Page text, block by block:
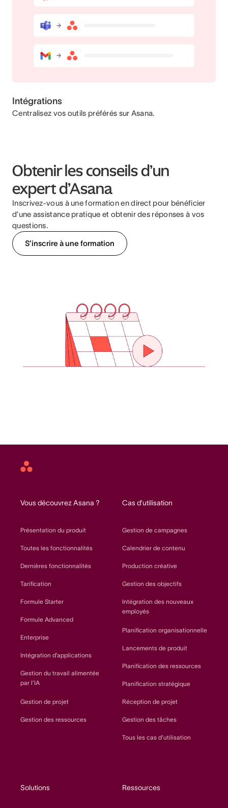
Intégrations
Centralisez vos outils préférés sur Asana.
Obtenir les conseils d’un
expert d’Asana
Inscrivez-vous à une formation en direct pour bénéficier
d’une assistance pratique et obtenir des réponses à vos
questions.
S’inscrire à une formation
Asana
Vous découvrez Asana ?
Présentation du produit
Toutes les fonctionnalités
Dernières fonctionnalités
Tarification
Formule Starter
Formule Advanced
Enterprise
Intégration d’applications
Gestion du travail alimentée
par l’IA
Gestion de projet
Gestion des ressources
Cas d’utilisation
Gestion de campagnes
Calendrier de contenu
Production créative
Gestion des objectifs
Intégration des nouveaux
employés
Planification organisationnelle
Lancements de produit
Planification des ressources
Planification stratégique
Réception de projet
Gestion des tâches
Tous les cas d’utilisation
Solutions Ressources